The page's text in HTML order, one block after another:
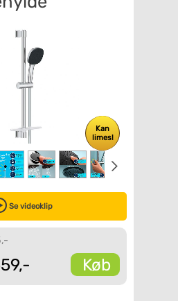
Kan
limes!
Se videoklip
Køb